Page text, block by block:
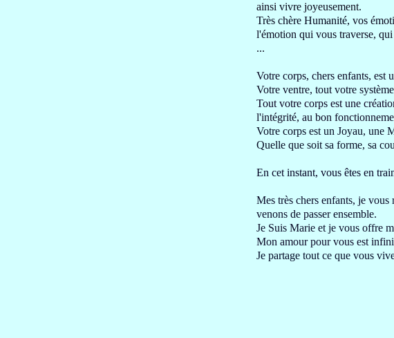
ainsi vivre joyeusement.
Très chère Humanité, vos
l'émotion qui vous traverse, qui
...
Votre corps, chers enfants, est
Votre ventre, tout votre
Tout votre corps est une
l'intégrité, au bon
Votre corps est un Joyau, une
Quelle que soit sa forme, sa
En cet instant, vous êtes en
Mes très chers enfants, je vous
venons de passer ensemble.
Je Suis Marie et je vous offre m
Mon amour pour vous est
Je partage tout ce que vous